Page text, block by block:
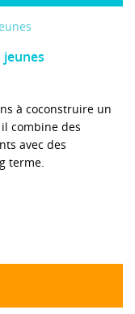
jeunes
à coconstruire un
combine des
avec des
terme.